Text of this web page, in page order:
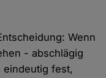
Wenn
- abschlägig
eindeutig fest,